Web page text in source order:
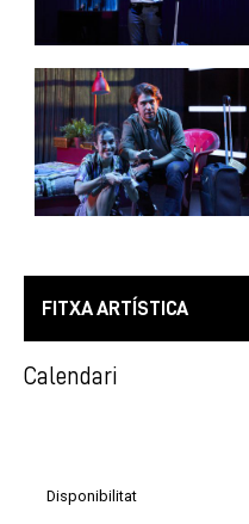
FITXA ARTÍSTICA
Calendari
Disponibilitat